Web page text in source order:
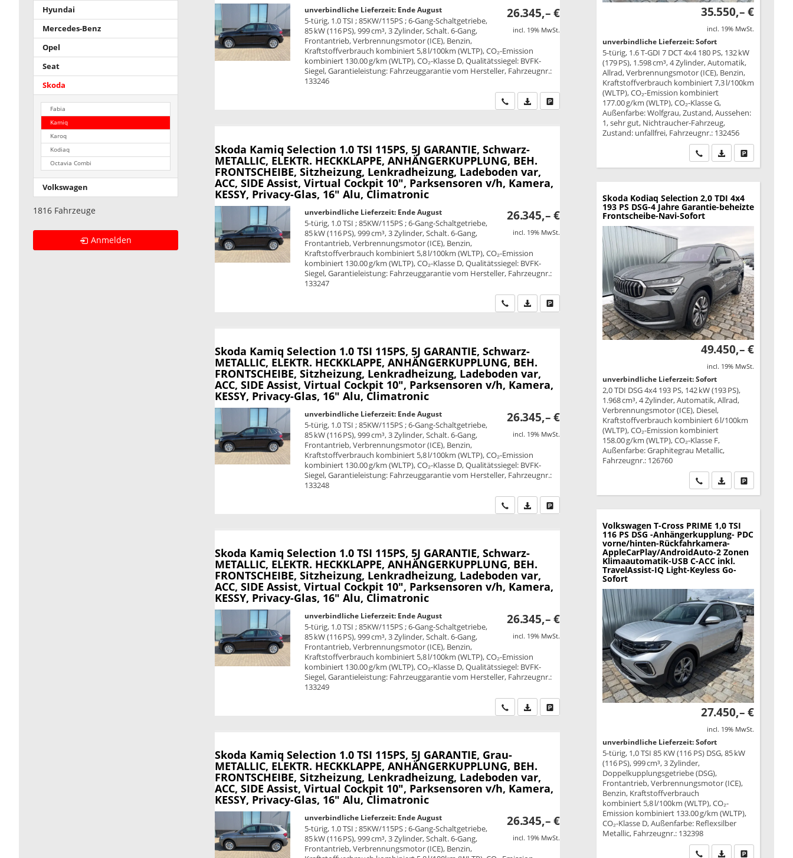
26.345,– €
incl. 19% MwSt.
unverbindliche Lieferzeit: Ende August
5-türig, 1.0 TSI ; 85KW/115PS ; 6-Gang-Schaltgetriebe,
85 kW (116 PS), 999 cm³, 3 Zylinder, Schalt. 6-Gang,
Frontantrieb, Verbrennungsmotor (ICE), Benzin,
Kraftstoffverbrauch kombiniert 5,8 l/100km (WLTP), CO₂-Emission
kombiniert 130.00 g/km (WLTP), CO₂-Klasse D, Qualitätssiegel: BVFK-
Siegel, Garantieleistung: Fahrzeuggarantie vom Hersteller, Fahrzeugnr.:
133246
Wir rufen Sie anPDF-Datei, Fahrzeugexposé drucken
Drucken, parken oder vergleichen
Skoda Kamiq Selection 1.0 TSI 115PS, 5J GARANTIE, Schwarz-
METALLIC, ELEKTR. HECKKLAPPE, ANHÄNGERKUPPLUNG, BEH.
FRONTSCHEIBE, Sitzheizung, Lenkradheizung, Ladeboden var,
ACC, SIDE Assist, Virtual Cockpit 10", Parksensoren v/h, Kamera,
KESSY, Privacy-Glas, 16" Alu, Climatronic
26.345,– €
incl. 19% MwSt.
unverbindliche Lieferzeit: Ende August
5-türig, 1.0 TSI ; 85KW/115PS ; 6-Gang-Schaltgetriebe,
85 kW (116 PS), 999 cm³, 3 Zylinder, Schalt. 6-Gang,
Frontantrieb, Verbrennungsmotor (ICE), Benzin,
Kraftstoffverbrauch kombiniert 5,8 l/100km (WLTP), CO₂-Emission
kombiniert 130.00 g/km (WLTP), CO₂-Klasse D, Qualitätssiegel: BVFK-
Siegel, Garantieleistung: Fahrzeuggarantie vom Hersteller, Fahrzeugnr.:
133247
Wir rufen Sie anPDF-Datei, Fahrzeugexposé drucken
Drucken, parken oder vergleichen
Skoda Kamiq Selection 1.0 TSI 115PS, 5J GARANTIE, Schwarz-
METALLIC, ELEKTR. HECKKLAPPE, ANHÄNGERKUPPLUNG, BEH.
FRONTSCHEIBE, Sitzheizung, Lenkradheizung, Ladeboden var,
ACC, SIDE Assist, Virtual Cockpit 10", Parksensoren v/h, Kamera,
KESSY, Privacy-Glas, 16" Alu, Climatronic
26.345,– €
incl. 19% MwSt.
unverbindliche Lieferzeit: Ende August
5-türig, 1.0 TSI ; 85KW/115PS ; 6-Gang-Schaltgetriebe,
85 kW (116 PS), 999 cm³, 3 Zylinder, Schalt. 6-Gang,
Frontantrieb, Verbrennungsmotor (ICE), Benzin,
Kraftstoffverbrauch kombiniert 5,8 l/100km (WLTP), CO₂-Emission
kombiniert 130.00 g/km (WLTP), CO₂-Klasse D, Qualitätssiegel: BVFK-
Siegel, Garantieleistung: Fahrzeuggarantie vom Hersteller, Fahrzeugnr.:
133248
Wir rufen Sie anPDF-Datei, Fahrzeugexposé drucken
Skoda Kamiq Selection 1.0 TSI 115PS, 5J GARANTIE, Schwarz-
METALLIC, ELEKTR. HECKKLAPPE, ANHÄNGERKUPPLUNG, BEH.
FRONTSCHEIBE, Sitzheizung, Lenkradheizung, Ladeboden var,
ACC, SIDE Assist, Virtual Cockpit 10", Parksensoren v/h, Kamera,
KESSY, Privacy-Glas, 16" Alu, Climatronic
26.345,– €
incl. 19% MwSt.
unverbindliche Lieferzeit: Ende August
5-türig, 1.0 TSI ; 85KW/115PS ; 6-Gang-Schaltgetriebe,
85 kW (116 PS), 999 cm³, 3 Zylinder, Schalt. 6-Gang,
Frontantrieb, Verbrennungsmotor (ICE), Benzin,
Kraftstoffverbrauch kombiniert 5,8 l/100km (WLTP), CO₂-Emission
kombiniert 130.00 g/km (WLTP), CO₂-Klasse D, Qualitätssiegel: BVFK-
Siegel, Garantieleistung: Fahrzeuggarantie vom Hersteller, Fahrzeugnr.:
133249
Wir rufen Sie anPDF-Datei, Fahrzeugexposé drucken
Skoda Kamiq Selection 1.0 TSI 115PS, 5J GARANTIE, Grau-
METALLIC, ELEKTR. HECKKLAPPE, ANHÄNGERKUPPLUNG, BEH.
FRONTSCHEIBE, Sitzheizung, Lenkradheizung, Ladeboden var,
ACC, SIDE Assist, Virtual Cockpit 10", Parksensoren v/h, Kamera,
KESSY, Privacy-Glas, 16" Alu, Climatronic
26.345,– €
incl. 19% MwSt.
unverbindliche Lieferzeit: Ende August
5-türig, 1.0 TSI ; 85KW/115PS ; 6-Gang-Schaltgetriebe,
85 kW (116 PS), 999 cm³, 3 Zylinder, Schalt. 6-Gang,
Frontantrieb, Verbrennungsmotor (ICE), Benzin,
Hyundai
Mercedes-Benz
Opel
Seat
Skoda
Fabia
Kamiq
Karoq
Kodiaq
Octavia Combi
Volkswagen
1816 Fahrzeuge
Anmelden
35.550,– €
incl. 19% MwSt.
unverbindliche Lieferzeit: Sofort
5-türig, 1.6 T-GDI 7 DCT 4x4 180 PS, 132 kW
(179 PS), 1.598 cm³, 4 Zylinder, Automatik,
Allrad, Verbrennungsmotor (ICE), Benzin,
Kraftstoffverbrauch kombiniert 7,3 l/100km
(WLTP), CO₂-Emission kombiniert
177.00 g/km (WLTP), CO₂-Klasse G,
Außenfarbe: Wolfgrau, Zustand, Aussehen:
1, sehr gut, Nichtraucher-Fahrzeug,
Zustand: unfallfrei, Fahrzeugnr.: 132456
Wir rufen Sie an
PDF-Datei,Drucken,
Skoda Kodiaq Selection 2,0 TDI 4x4
193 PS DSG-4 Jahre Garantie-beheizte
Frontscheibe-Navi-Sofort
49.450,– €
incl. 19% MwSt.
unverbindliche Lieferzeit: Sofort
2,0 TDI DSG 4x4 193 PS, 142 kW (193 PS),
1.968 cm³, 4 Zylinder, Automatik, Allrad,
Verbrennungsmotor (ICE), Diesel,
Kraftstoffverbrauch kombiniert 6 l/100km
(WLTP), CO₂-Emission kombiniert
158.00 g/km (WLTP), CO₂-Klasse F,
Außenfarbe: Graphitegrau Metallic,
Fahrzeugnr.: 126760
Wir rufen Sie an
PDF-Datei,Drucken,
Volkswagen T-Cross PRIME 1,0 TSI
116 PS DSG -Anhängerkupplung- PDC
vorne/hinten-Rückfahrkamera-
AppleCarPlay/AndroidAuto-2 Zonen
Klimaautomatik-USB C-ACC inkl.
TravelAssist-IQ Light-Keyless Go-
Sofort
27.450,– €
incl. 19% MwSt.
unverbindliche Lieferzeit: Sofort
5-türig, 1,0 TSI 85 KW (116 PS) DSG, 85 kW
(116 PS), 999 cm³, 3 Zylinder,
Doppelkupplungsgetriebe (DSG),
Frontantrieb, Verbrennungsmotor (ICE),
Benzin, Kraftstoffverbrauch
kombiniert 5,8 l/100km (WLTP), CO₂-
Emission kombiniert 133.00 g/km (WLTP),
CO₂-Klasse D, Außenfarbe: Reflexsilber
Metallic, Fahrzeugnr.: 132398
Wir rufen Sie an
PDF-Datei,Drucken,